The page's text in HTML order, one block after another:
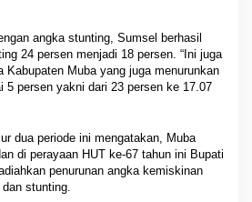
angka stunting, Sumsel berhasil
24 persen menjadi 18 persen. “Ini juga
Kabupaten Muba yang juga menurunkan
5 persen yakni dari 23 persen ke 17.07
dua periode ini mengatakan, Muba
di perayaan HUT ke-67 tahun ini Bupati
penurunan angka kemiskinan
stunting.